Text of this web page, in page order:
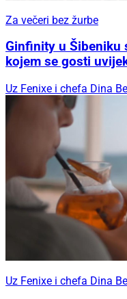
Za večeri bez žurbe
Ginfinity u Šibeniku
kojem se gosti
Uz Fenixe i chefa Dina
Uz Fenixe i chefa Dina